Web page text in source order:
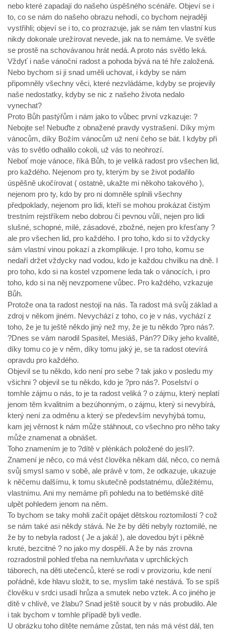
nebo které zapadají do našeho úspěšného scénáře. Objeví se i
to, co se nám do našeho obrazu nehodí, co bychom nejraději
vystřihli; objeví se i to, co prozrazuje, jak se nám ten vlastní kus
nikdy dokonale urežírovat nevede, jak na to nemáme. Ve světle
se prostě na schovávanou hrát nedá. A proto nás světlo leká.
Vždyť i naše vánoční radost a pohoda bývá na té hře založená.
Nebo bychom si ji snad uměli uchovat, i kdyby se nám
připomněly všechny věci, které nezvládáme, kdyby se projevily
naše nedostatky, kdyby se nic z našeho života nedalo
vynechat?
Proto Bůh pastýřům i nám jako to vůbec první vzkazuje: ?
Nebojte se! Nebuďte z obnažené pravdy vystrašení. Díky mým
vánocům, díky Božím vánocům už není čeho se bát. I kdyby při
vás to světlo odhalilo cokoli, už vás to neohrozí.
Neboť moje vánoce, říká Bůh, to je veliká radost pro všechen lid,
pro každého. Nejenom pro ty, kterým by se život podařilo
úspěšně ukočírovat ( ostatně, ukažte mi někoho takového ),
nejenom pro ty, kdo by pro ni domněle splnili všechny
předpoklady, nejenom pro lidi, kteří se mohou prokázat čistým
trestním rejstříkem nebo dobrou či pevnou vůlí, nejen pro lidi
slušné, schopné, milé, zásadové, zbožné, nejen pro křesťany ?
ale pro všechen lid, pro každého. I pro toho, kdo si to vždycky
sám vlastní vinou pokazí a zkomplikuje. I pro toho, komu se
nedaří držet vždycky nad vodou, kdo je každou chvilku na dně. I
pro toho, kdo si na kostel vzpomene leda tak o vánocích, i pro
toho, kdo si na něj nevzpomene vůbec. Pro každého, vzkazuje
Bůh.
Protože ona ta radost nestojí na nás. Ta radost má svůj základ a
zdroj v někom jiném. Nevychází z toho, co je v nás, vychází z
toho, že je tu ještě někdo jiný než my, že je tu někdo ?pro nás?.
?Dnes se vám narodil Spasitel, Mesiáš, Pán?? Díky jeho kvalitě,
díky tomu co je v něm, díky tomu jaký je, se ta radost otevírá
opravdu pro každého.
Objevil se tu někdo, kdo není pro sebe ? tak jako v posledu my
všichni ? objevil se tu někdo, kdo je ?pro nás?. Poselství o
tomhle zájmu o nás, to je ta radost veliká ? o zájmu, který neplatí
jenom těm kvalitním a bezúhonným, o zájmu, který si nevybírá,
který není za odměnu a který se především nevyhýbá tomu,
kam jej věrnost k nám může stáhnout, co všechno pro něho taky
může znamenat a obnášet.
Toho znamením je to ?dítě v plénkách položené do jeslí?.
Znamení je něco, co má vést člověka někam dál, něco, co nemá
svůj smysl samo v sobě, ale právě v tom, že odkazuje, ukazuje
k něčemu dalšímu, k tomu skutečně podstatnému, důležitému,
vlastnímu. Ani my nemáme při pohledu na to betlémské dítě
ulpět pohledem jenom na něm.
To bychom se taky mohli začít opájet dětskou roztomilostí ? což
se nám také asi někdy stává. Ne že by děti nebyly roztomilé, ne
že by to nebyla radost ( Je a jaká! ), ale dovedou být i pěkně
kruté, bezcitné ? no jako my dospělí. A že by nás zrovna
rozradostnil pohled třeba na nemluvňata v uprchlických
táborech, na děti utečenců, které se rodí v provizoriu, kde není
pořádně, kde hlavu složit, to se, myslím také nestává. To se spíš
člověku v srdci usadí hrůza a smutek nebo vztek. A co jiného je
dítě v chlívě, ve žlabu? Snad ještě soucit by v nás probudilo. Ale
i tak bychom v tomhle případě byli vedle.
U obrázku toho dítěte nemáme zůstat, ten nás má vést dál, ten